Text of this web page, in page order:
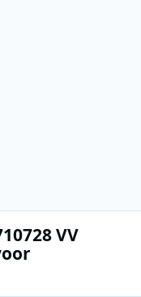
VV